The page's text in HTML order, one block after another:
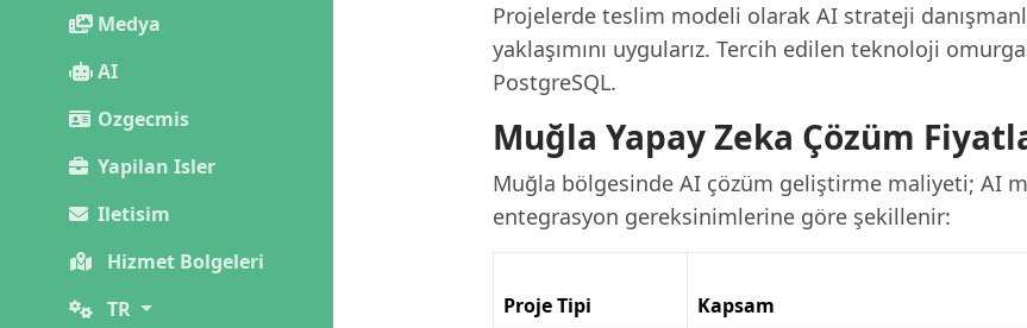
Medya
AI
Ozgecmis
Yapilan Isler
Iletisim
Hizmet Bolgeleri
TR
Projelerde teslim modeli olarak AI strateji
yaklaşımını uygularız. Tercih edilen teknoloji
PostgreSQL.
Muğla Yapay Zeka Çözüm
Muğla bölgesinde AI çözüm geliştirme maliyeti; AI
entegrasyon gereksinimlerine göre şekillenir:
Proje Tipi Kapsam